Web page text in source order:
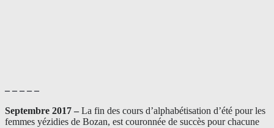
– – – – –
Septembre 2017 – La fin des cours d’alphabétisation d’été pour les
femmes yézidies de Bozan, est couronnée de succès pour chacune